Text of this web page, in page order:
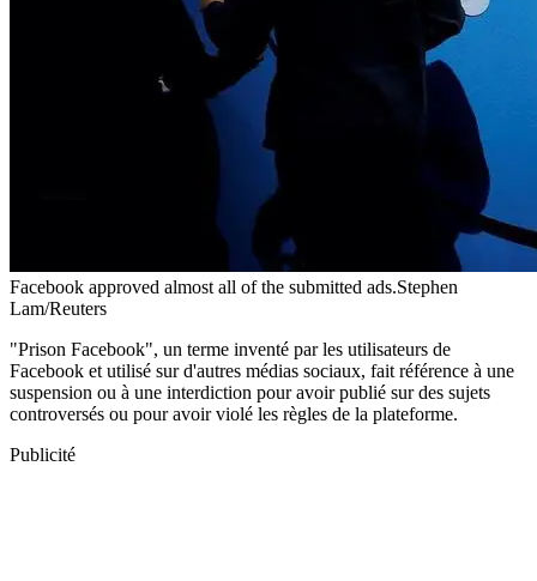
Facebook approved almost all of the submitted ads.Stephen
Lam/Reuters
"Prison Facebook", un terme inventé par les utilisateurs de
Facebook et utilisé sur d'autres médias sociaux, fait référence à une
suspension ou à une interdiction pour avoir publié sur des sujets
controversés ou pour avoir violé les règles de la plateforme.
Publicité